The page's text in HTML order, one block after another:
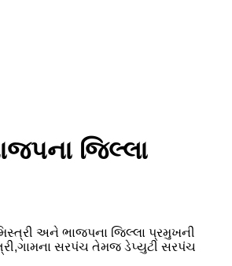
જિલ્લા
અને ભાજપના જિલ્લા પ્રમુખની
સરપંચ તેમજ ડેપ્યુટી સરપંચ